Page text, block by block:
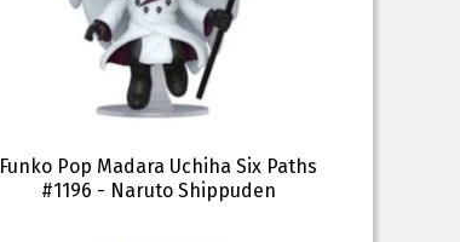
Funko Pop Madara Uchiha Six Paths
#1196 - Naruto Shippuden